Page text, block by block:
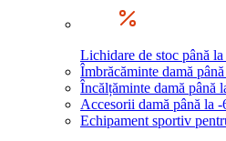
Lichidare de stoc până
Îmbrăcăminte damă
Încălțăminte damă până
Accesorii damă până la -
Echipament sportiv